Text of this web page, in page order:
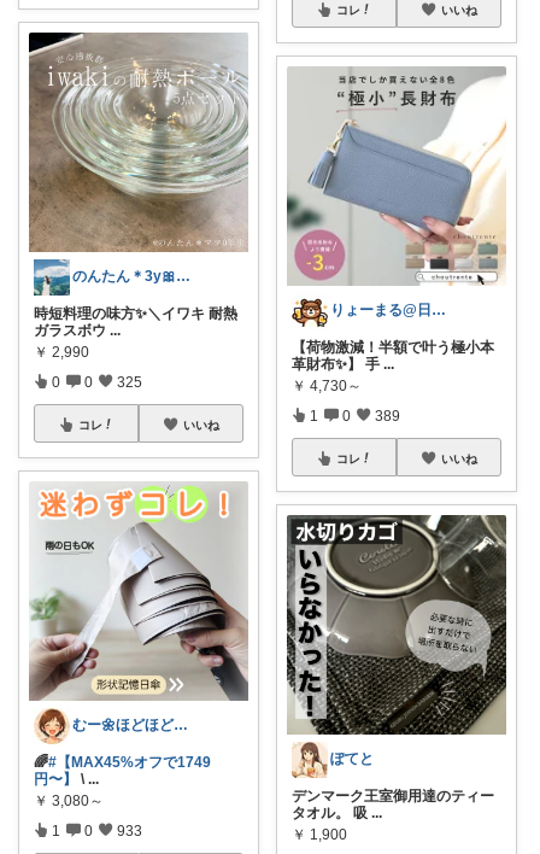
のんたん＊3y🎀1y👶🏻🍼
時短料理の味方✨＼イワキ 耐熱
ガラスボウ ...
￥ 2,990
0 0 325
コレ いいね
むー🌼ほどほど生活🌼
🌈#【MAX45%オフで1749
円〜】
\ ...
￥ 3,080～
1 0 933
コレ いいね
りょーまる@日用品×ファッション
【荷物激減！半額で叶う極小本
革財布✨】 手 ...
￥ 4,730～
1 0 389
コレ いいね
ぽてと
デンマーク王室御用達のティー
タオル。 吸 ...
￥ 1,900